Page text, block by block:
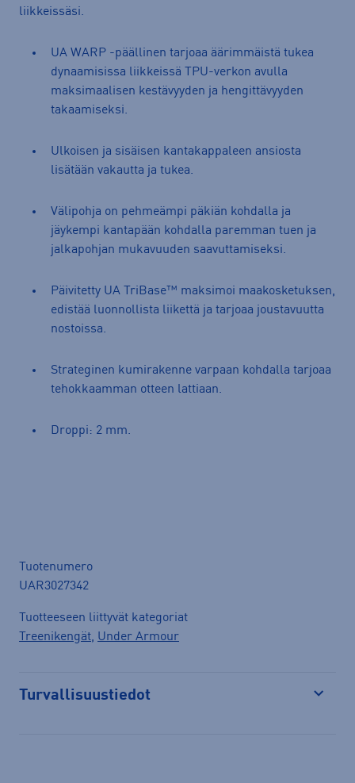
liikkeissäsi.
UA WARP -päällinen tarjoaa äärimmäistä tukea
dynaamisissa liikkeissä TPU-verkon avulla
maksimaalisen kestävyyden ja hengittävyyden
takaamiseksi.
Ulkoisen ja sisäisen kantakappaleen ansiosta
lisätään vakautta ja tukea.
Välipohja on pehmeämpi päkiän kohdalla ja
jäykempi kantapään kohdalla paremman tuen ja
jalkapohjan mukavuuden saavuttamiseksi.
Päivitetty UA TriBase™ maksimoi maakosketuksen,
edistää luonnollista liikettä ja tarjoaa joustavuutta
nostoissa.
Strateginen kumirakenne varpaan kohdalla tarjoaa
tehokkaamman otteen lattiaan.
Droppi: 2 mm.
Tuotenumero
UAR3027342
Tuotteeseen liittyvät kategoriat
Treenikengät, Under Armour
Turvallisuustiedot